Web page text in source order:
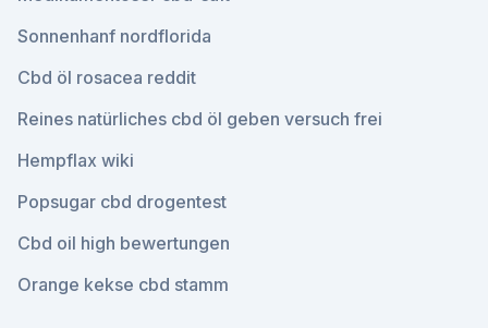
Sonnenhanf nordflorida
Cbd öl rosacea reddit
Reines natürliches cbd öl geben versuch frei
Hempflax wiki
Popsugar cbd drogentest
Cbd oil high bewertungen
Orange kekse cbd stamm